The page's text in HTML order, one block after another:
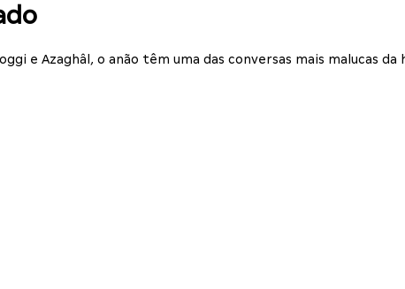
e Azaghâl, o anão têm uma das conversas mais malucas da